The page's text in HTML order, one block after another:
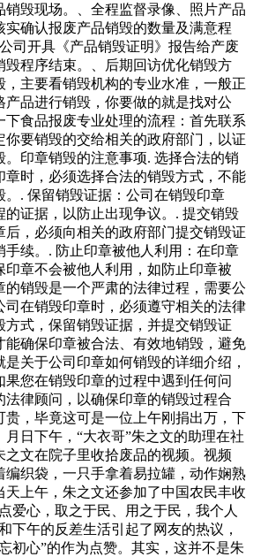
销毁现场。、全程监督录像、照片产品
实确认报废产品销毁的数量及满意程
司开具《产品销毁证明》报告给产废
毁程序结束。、后期回访优化销毁方
，主要看销毁机构的专业水准，一般正
产品进行销毁，你要做的就是找对公
下食品报废专业处理的流程：首先联系
你要销毁的交给相关的政府部门，以证
。印章销毁的注意事项. 选择合法的销
章时，必须选择合法的销毁方式，不能
。. 保留销毁证据：公司在销毁印章
的证据，以防止出现争议。. 提交销毁
后，必须向相关的政府部门提交销毁证
手续。. 防止印章被他人利用：在印章
印章不会被他人利用，如防止印章被
的销毁是一个严肃的法律过程，需要公
司在销毁印章时，必须遵守相关的法律
方式，保留销毁证据，并提交销毁证
能确保印章被合法、有效地销毁，避免
关于公司印章如何销毁的详细介绍，
您在销毁印章的过程中遇到任何问
法律顾问，以确保印章的销毁过程合
贵，毕竟这可是一位上午刚捐出万，下
日下午，“大衣哥”朱之文的助理在社
之文在院子里收拾废品的视频。视频
编织袋，一只手拿着易拉罐，动作娴熟
天上午，朱之文还参加了中国农民丰收
爱心，取之于民、用之于民，我个人
下午的反差生活引起了网友的热议，
初心”的作为点赞。其实，这并不是朱